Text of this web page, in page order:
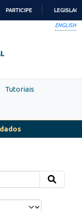
PARTICIPE
ENGLISH
Tutoriais